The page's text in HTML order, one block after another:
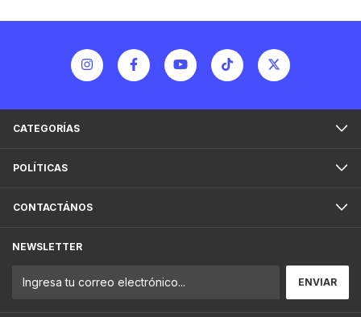
CATEGORÍAS
POLÍTICAS
CONTACTÁNOS
NEWSLETTER